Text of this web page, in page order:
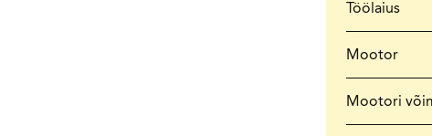
Töölaius
Mootor
Mootori